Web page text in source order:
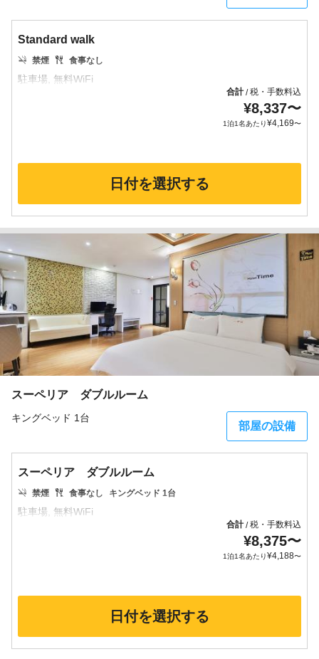
Standard walk
禁煙 食事なし
合計/税・手数料込
¥8,337〜
1泊1名あたり¥4,169〜
日付を選択する
スーペリア ダブルルーム
キングベッド 1台
部屋の設備
スーペリア ダブルルーム
禁煙 食事なし キングベッド 1台
合計/税・手数料込
¥8,375〜
1泊1名あたり¥4,188〜
日付を選択する